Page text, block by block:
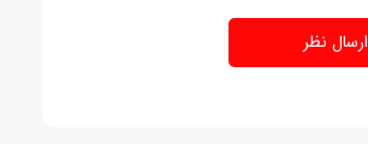
ارسال نظر